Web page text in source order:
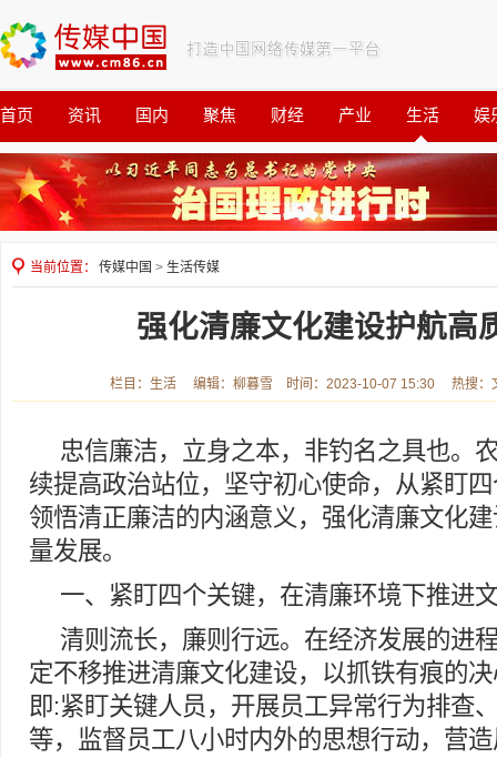
首页 资讯 国内 聚焦 财经 产业 生活 娱
观察 公益
当前位置： 传媒中国 > 生活传媒
强化清廉文化建设护航高
栏目：生活 编辑：柳暮雪 时间：2023-10-07 15:30 热搜
忠信廉洁，立身之本，非钓名之具也。
续提高政治站位，坚守初心使命，从紧盯
领悟清正廉洁的内涵意义，强化清廉文化
量发展。
一、紧盯四个关键，在清廉环境下推进
清则流长，廉则行远。在经济发展的进
定不移推进清廉文化建设，以抓铁有痕的
即:紧盯关键人员，开展员工异常行为排查
等，监督员工八小时内外的思想行动，营